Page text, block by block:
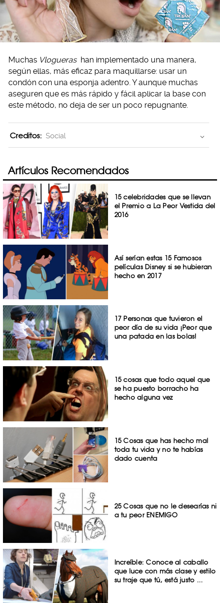
Muchas Vlogueras han implementado una manera,
según ellas, más eficaz para maquillarse: usar un
condón con una esponja adentro. Y aunque muchas
aseguren que es más rápido y fácil aplicar la base con
este método, no deja de ser un poco repugnante.
Creditos: Social
Artículos Recomendados
15 celebridades que se llevan
el Premio a La Peor Vestida del
2016
Así serían estas 15 Famosos
películas Disney si se hubieran
hecho en 2017
17 Personas que tuvieron el
peor día de su vida ¡Peor que
una patada en las bolas!
15 cosas que todo aquel que
se ha puesto borracho ha
hecho alguna vez
15 Cosas que has hecho mal
toda tu vida y no te habías
dado cuenta
25 Cosas que no le desearías ni
a tu peor ENEMIGO
Increíble: Conoce al caballo
que luce con más clase y estilo
su traje que tú, está justo ...